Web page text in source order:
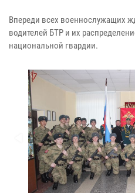
Впереди всех военнослужащих
водителей БТР и их
национальной гвардии.